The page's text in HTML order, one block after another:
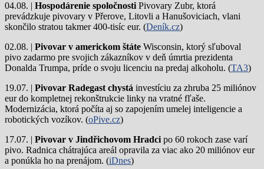
04.08. | Hospodárenie spoločnosti Pivovary Zubr, ktorá
prevádzkuje pivovary v Přerove, Litovli a Hanušoviciach, vlani
skončilo stratou takmer 400-tisíc eur. (Deník.cz)
02.08. | Pivovar v americkom štáte Wisconsin, ktorý sľuboval
pivo zadarmo pre svojich zákazníkov v deň úmrtia prezidenta
Donalda Trumpa, príde o svoju licenciu na predaj alkoholu. (TA3)
19.07. | Pivovar Radegast chystá investíciu za zhruba 25 miliónov
eur do kompletnej rekonštrukcie linky na vratné fľaše.
Modernizácia, ktorá počíta aj so zapojením umelej inteligencie a
robotických vozíkov. (oPive.cz)
17.07. | Pivovar v Jindřichovom Hradci po 60 rokoch zase varí
pivo. Radnica chátrajúca areál opravila za viac ako 20 miliónov eur
a ponúkla ho na prenájom. (iDnes)